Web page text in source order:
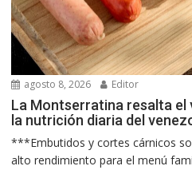
agosto 8, 2026 Editor
La Montserratina resalta el
la nutrición diaria del
***Embutidos y cortes cárnicos
alto rendimiento para el menú